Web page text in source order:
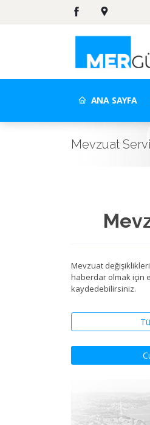
ANA SAYFA
Mevzuat
Mevzuat
haberdar olmak için
kaydedebilirsiniz.